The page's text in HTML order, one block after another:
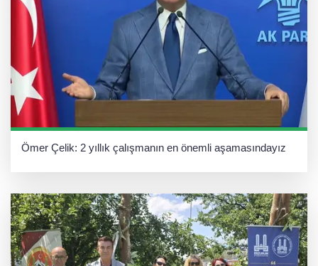
Ömer Çelik: 2 yıllık çalışmanın en önemli aşamasındayız